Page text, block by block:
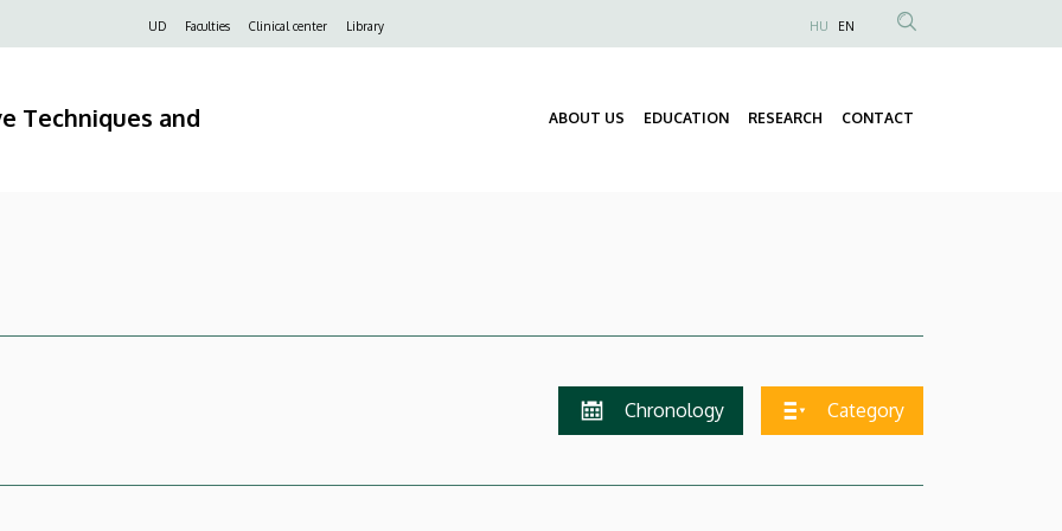
UD Faculties Clinical center Library
Anonim
fiók
HU EN
Techniques and
ABOUT US EDUCATION RESEARCH CONTACT
Chronology Category